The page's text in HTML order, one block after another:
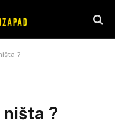
?
ništa ?